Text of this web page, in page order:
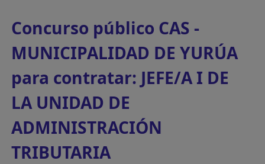
Concurso público CAS -
MUNICIPALIDAD DE YURÚA
para contratar: JEFE/A I DE
LA UNIDAD DE
ADMINISTRACIÓN
TRIBUTARIA